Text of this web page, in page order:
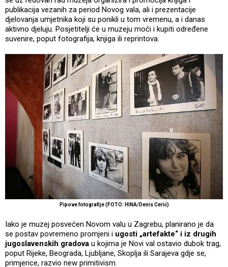
publikacija vezanih za period Novog vala, ali i prezentacije
djelovanja umjetnika koji su ponikli u tom vremenu, a i danas
aktivno djeluju. Posjetitelji će u muzeju moći i kupiti određene
suvenire, poput fotografija, knjiga ili reprintova.
Pipove fotografije (FOTO: HINA/Denis Cerić)
Iako je muzej posvećen Novom valu u Zagrebu, planirano je da
se postav povremeno promjeni i ugosti „artefakte“ i iz drugih
jugoslavenskih gradova u kojima je Novi val ostavio dubok trag,
poput Rijeke, Beograda, Ljubljane, Skoplja ili Sarajeva gdje se,
primjerice, razvio new primitivism.